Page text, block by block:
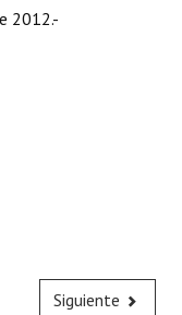
2012.-
Siguiente